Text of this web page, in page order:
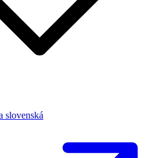
slovenská